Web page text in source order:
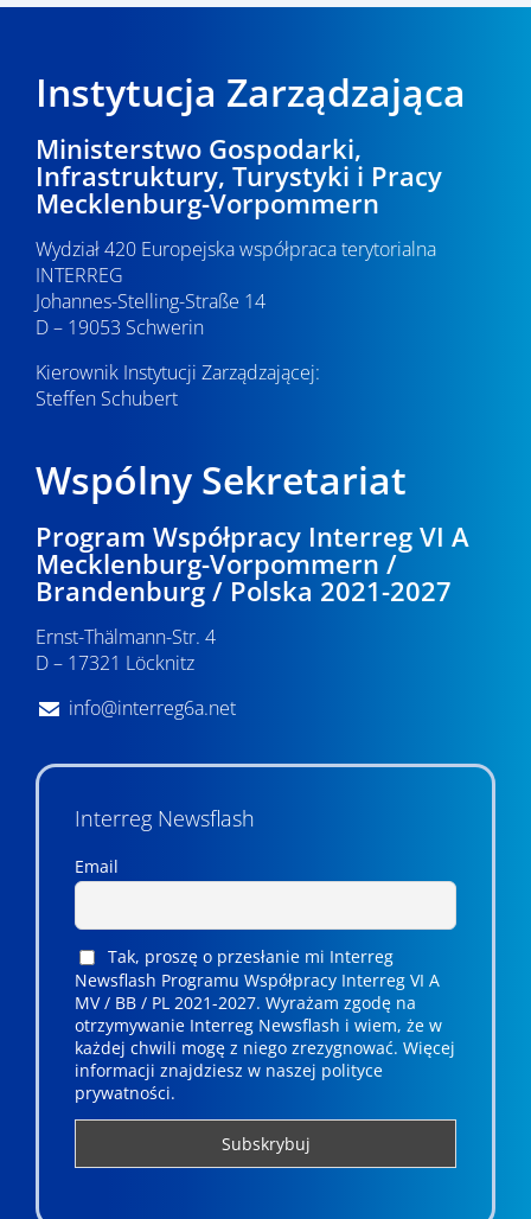
Instytucja Zarządzająca
Ministerstwo Gospodarki,
Infrastruktury, Turystyki i Pracy
Mecklenburg-Vorpommern
Wydział 420 Europejska współpraca terytorialna
INTERREG
Johannes-Stelling-Straße 14
D – 19053 Schwerin
Kierownik Instytucji Zarządzającej:
Steffen Schubert
Wspólny Sekretariat
Program Współpracy Interreg VI A
Mecklenburg-Vorpommern /
Brandenburg / Polska 2021-2027
Ernst-Thälmann-Str. 4
D – 17321 Löcknitz
info@interreg6a.net
Interreg Newsflash
Email
Tak, proszę o przesłanie mi Interreg
Newsflash Programu Współpracy Interreg VI A
MV / BB / PL 2021-2027. Wyrażam zgodę na
otrzymywanie Interreg Newsflash i wiem, że w
każdej chwili mogę z niego zrezygnować. ­­Więcej
informacji znajdziesz w naszej polityce
prywatności.